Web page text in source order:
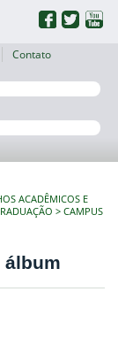
Contato
ACADÊMICOS E
CAMPUS
álbum